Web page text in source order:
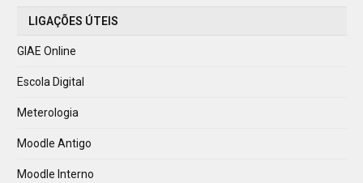
LIGAÇÕES ÚTEIS
GIAE Online
Escola Digital
Meterologia
Moodle Antigo
Moodle Interno